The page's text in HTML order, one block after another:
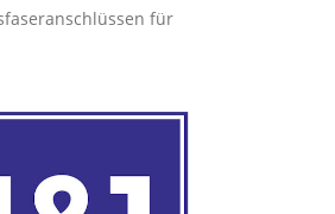
für